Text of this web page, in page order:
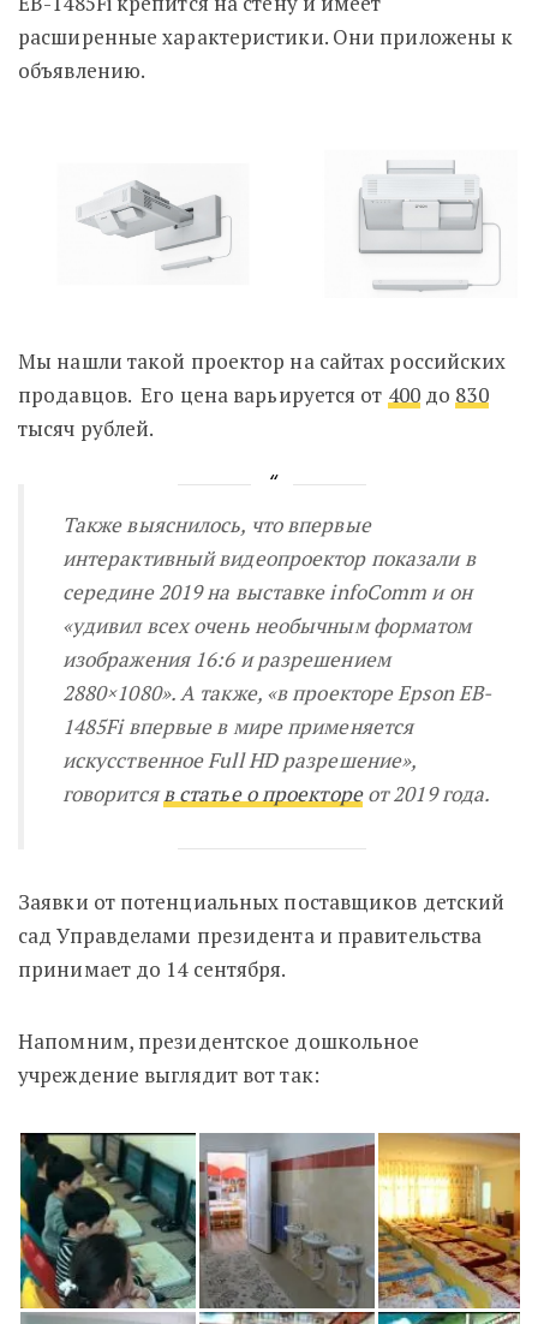
расширенные характеристики. Они приложены к
объявлению.
Мы нашли такой проектор на сайтах российских
продавцов. Его цена варьируется от 400до 830
тысяч рублей.
Также выяснилось, что впервые
интерактивный видеопроекторпоказали в
середине 2019 на выставке infoComm и он
«удивил всех очень необычным форматом
изображения 16:6 и разрешением
2880×1080». А также, «в проекторе Epson EB-
1485Fi впервые в мире применяется
искусственное Full HD разрешение»,
говоритсяв статье о проектореот 2019 года.
Заявки от потенциальных поставщиков детский
сад Управделами президента и правительства
принимает до 14 сентября.
Напомним, президентское дошкольное
учреждение выглядит вот так: